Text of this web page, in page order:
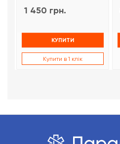
1 450 грн.
КУПИТИ
Купити в 1 клік